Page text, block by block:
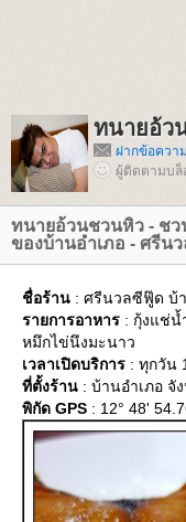
ทนายอ้ว
ฝากข้อควา
ผู้ติดตามบล็
ทนายอ้วนชวนหิว - ชว
ของบ้านอำเภอ - ศรีน
ชื่อร้าน : ศรีนวลซีฟู๊ด บ้
รายการอาหาร : กุ้งแช่น้
หมึกไข่นึงมะนาว
เวลาเปิดบริการ : ทุกวัน
ที่ตั้งร้าน : บ้านอำเภอ จั
พิกัด GPS : 12° 48'